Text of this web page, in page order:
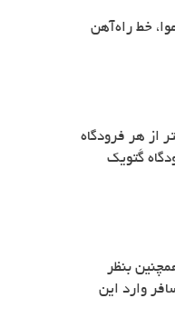
تراموا، خط راه‌آهن
از هر فرودگاه
گَتویک
بنظر
از هر فرودگاه دیگری در جهان است. درواقع بطور میانگین هرساله بیشتر از 70 میلیون مسافر وارد این